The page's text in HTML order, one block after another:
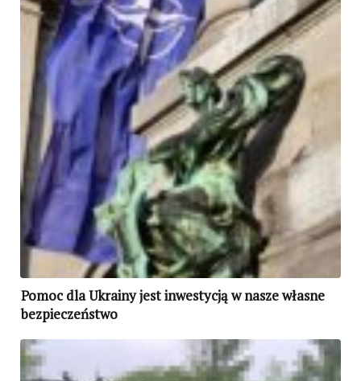
Pomoc dla Ukrainy jest inwestycją w nasze własne
bezpieczeństwo